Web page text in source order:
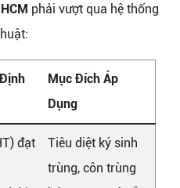
phải vượt qua hệ thống
Mục Đích Áp
Dụng
đạt
Tiêu diệt ký sinh
trùng, côn trùng